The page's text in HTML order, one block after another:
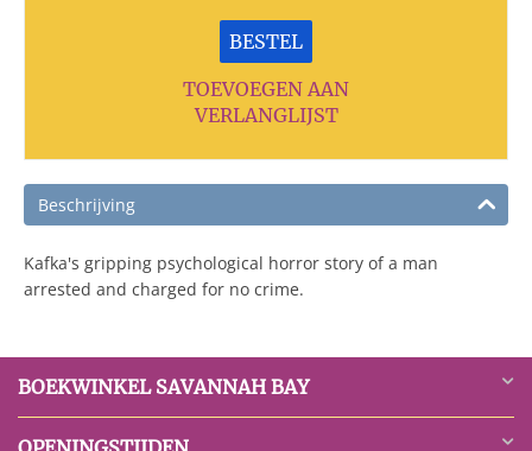
BESTEL
TOEVOEGEN AAN
VERLANGLIJST
Beschrijving
Kafka's gripping psychological horror story of a man
arrested and charged for no crime.
BOEKWINKEL SAVANNAH BAY